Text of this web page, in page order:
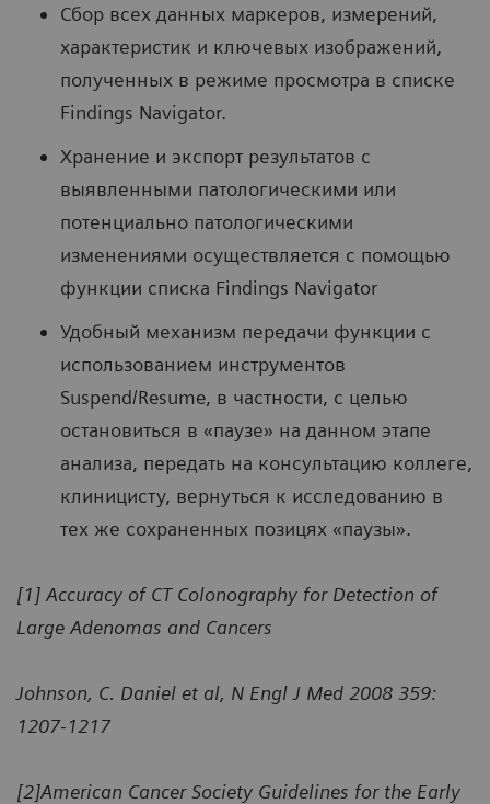
Сбор всех данных маркеров, измерений,
характеристик и ключевых изображений,
полученных в режиме просмотра в списке
Findings Navigator.
Хранение и экспорт результатов с
выявленными патологическими или
потенциально патологическими
изменениями осуществляется с помощью
функции списка Findings Navigator
Удобный механизм передачи функции с
использованием инструментов
Suspend/Resume, в частности, с целью
остановиться в «паузе» на данном этапе
анализа, передать на консультацию коллеге,
клиницисту, вернуться к исследованию в
тех же сохраненных позицях «паузы».
[1] Accuracy of CT Colonography for Detection of
Large Adenomas and Cancers
Johnson, C. Daniel et al, N Engl J Med 2008 359:
1207-1217
[2]American Cancer Society Guidelines for the Early